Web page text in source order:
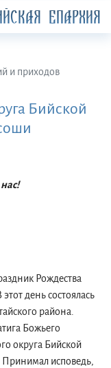
ЕПАРХИЯ
и приходов
Бийской
Рождества
день состоялась
района.
Божьего
округа Бийской
исповедь,